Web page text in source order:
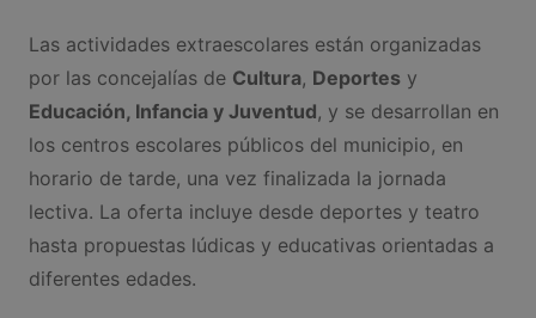
Las actividades extraescolares están organizadas
por las concejalías de Cultura, Deportesy
Educación, Infancia y Juventud, y se desarrollan en
los centros escolares públicos del municipio, en
horario de tarde, una vez finalizada la jornada
lectiva. La oferta incluye desde deportes y teatro
hasta propuestas lúdicas y educativas orientadas a
diferentes edades.